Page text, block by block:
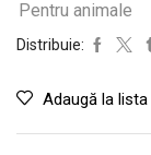
Pentru animale
Distribuie:
Adaugă la